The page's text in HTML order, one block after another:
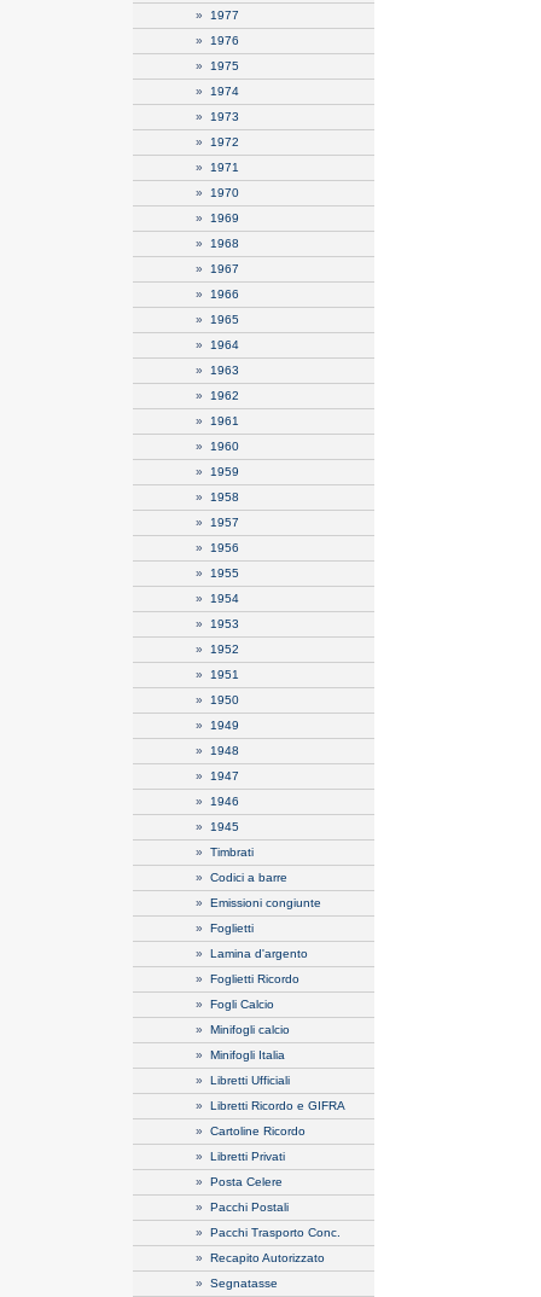
» 1977
» 1976
» 1975
» 1974
» 1973
» 1972
» 1971
» 1970
» 1969
» 1968
» 1967
» 1966
» 1965
» 1964
» 1963
» 1962
» 1961
» 1960
» 1959
» 1958
» 1957
» 1956
» 1955
» 1954
» 1953
» 1952
» 1951
» 1950
» 1949
» 1948
» 1947
» 1946
» 1945
» Timbrati
» Codici a barre
» Emissioni congiunte
» Foglietti
» Lamina d'argento
» Foglietti Ricordo
» Fogli Calcio
» Minifogli calcio
» Minifogli Italia
» Libretti Ufficiali
» Libretti Ricordo e GIFRA
» Cartoline Ricordo
» Libretti Privati
» Posta Celere
» Pacchi Postali
» Pacchi Trasporto Conc.
» Recapito Autorizzato
» Segnatasse